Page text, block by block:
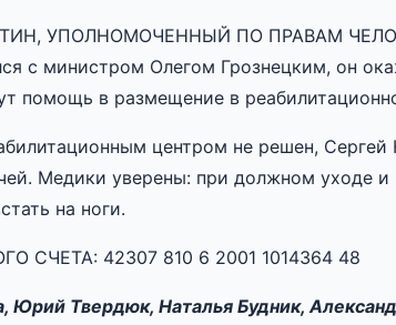
УПОЛНОМОЧЕННЫЙ ПО ПРАВАМ
с министром Олегом Грознецким, он
помощь в размещение в
центром не решен, Сергей
Медики уверены: при должном уходе
на ноги.
СЧЕТА: 42307 810 6 2001 1014364 48
Юрий Твердюк, Наталья Будник,